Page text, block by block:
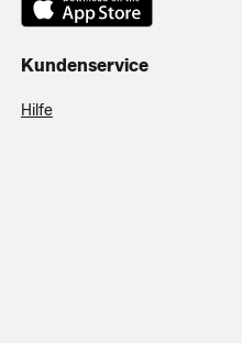
Kundenservice
Hilfe